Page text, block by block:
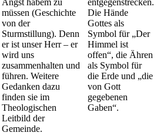
Angst habem zu
müssen (Geschichte
von der
Sturmstillung). Denn
er ist unser Herr – er
wird uns
zusammenhalten und
führen. Weitere
Gedanken dazu
finden sie im
Theologischen
Leitbild der
Gemeinde.
entgegenstrecken.
Die Hände
Gottes als
Symbol für „Der
Himmel ist
offen“, die Ähren
als Symbol für
die Erde und „die
von Gott
gegebenen
Gaben“.